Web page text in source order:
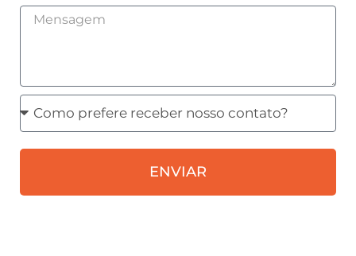
Mensagem
Como
prefere
receber
contato?
ENVIAR